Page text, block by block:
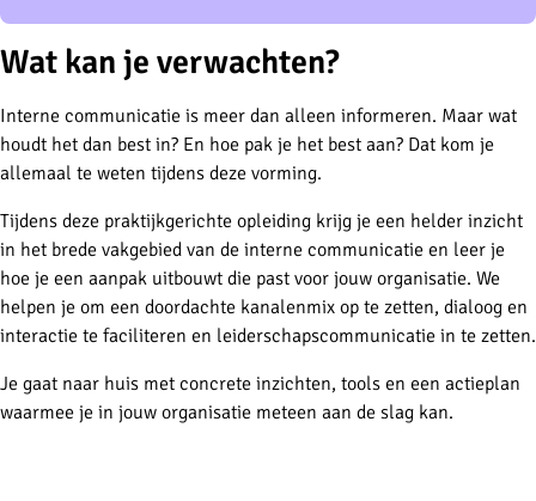
Wat kan je verwachten?
Interne communicatie is meer dan alleen informeren. Maar wat
houdt het dan best in? En hoe pak je het best aan? Dat kom je
allemaal te weten tijdens deze vorming.
Tijdens deze praktijkgerichte opleiding krijg je een helder inzicht
in het brede vakgebied van de interne communicatie en leer je
hoe je een aanpak uitbouwt die past voor jouw organisatie. We
helpen je om een doordachte kanalenmix op te zetten, dialoog en
interactie te faciliteren en leiderschapscommunicatie in te zetten.
Je gaat naar huis met concrete inzichten, tools en een actieplan
waarmee je in jouw organisatie meteen aan de slag kan.